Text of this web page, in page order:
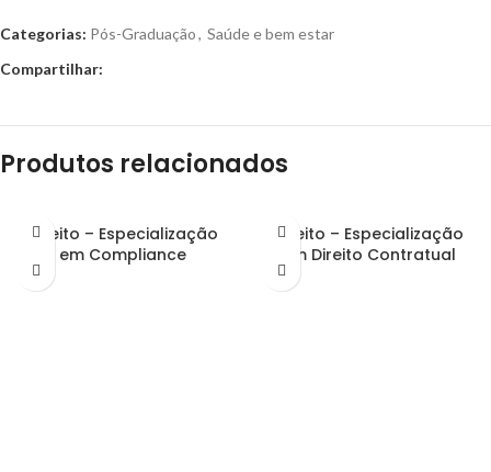
Categorias: Pós-Graduação, Saúde e bem estar
Compartilhar:
Produtos relacionados
Direito – Especialização
em Compliance
Direito – Especialização
em Direito Contratual